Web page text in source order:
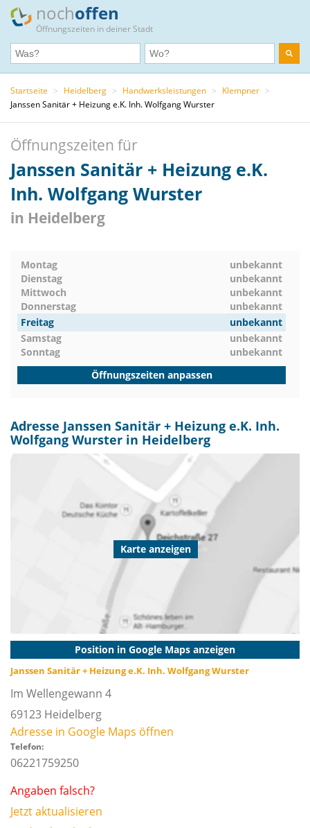
nochoffen
Öffnungszeiten in deiner Stadt
Startseite > Heidelberg > Handwerksleistungen > Klempner >
Janssen Sanitär + Heizung e.K. Inh. Wolfgang Wurster
Öffnungszeiten für
Janssen Sanitär + Heizung e.K.
Inh. Wolfgang Wurster
in Heidelberg
Montag
unbekannt
Dienstag
unbekannt
Mittwoch
unbekannt
Donnerstag
unbekannt
Freitag
unbekannt
Samstag
unbekannt
Sonntag
unbekannt
Öffnungszeiten anpassen
Adresse Janssen Sanitär + Heizung e.K. Inh.
Wolfgang Wurster in Heidelberg
Karte anzeigen
Position in Google Maps anzeigen
Janssen Sanitär + Heizung e.K. Inh. Wolfgang Wurster
Im Wellengewann 4
69123 Heidelberg
Adresse in Google Maps öffnen
Telefon:
06221759250
Angaben falsch?
Jetzt aktualisieren